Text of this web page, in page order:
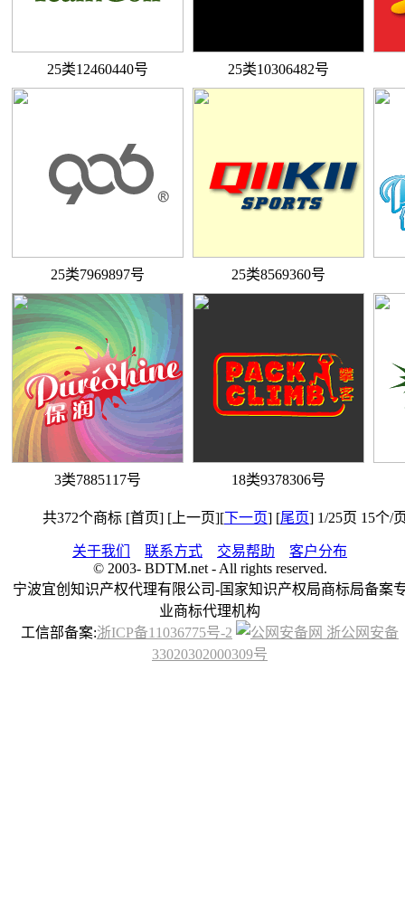
25类12460440号 25类10306482号
25类7969897号 25类8569360号
3类7885117号 18类9378306号
共372个商标 [首页] [上一页][下一页] [尾页] 1/25页 15个/
关于我们 联系方式 交易帮助
客户分布
© 2003-BDTM.net - All rights reserved.
宁波宜创知识产权代理有限公司-国家知识产权局商标局备案
业商标代理机构
工信部备案:浙ICP备11036775号-2
浙公网安备
33020302000309号